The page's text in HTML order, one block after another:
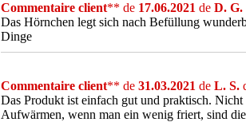
Commentaire client** de 17.06.2021 de D. G.
Das Hörnchen legt sich nach Befüllung
Dinge
Commentaire client** de 31.03.2021 de L. S.
Das Produkt ist einfach gut und praktisch.
Aufwärmen, wenn man ein wenig friert, sind